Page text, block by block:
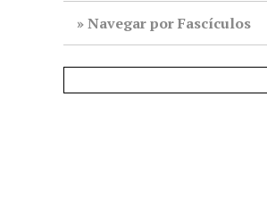
Navegar por Fascículos